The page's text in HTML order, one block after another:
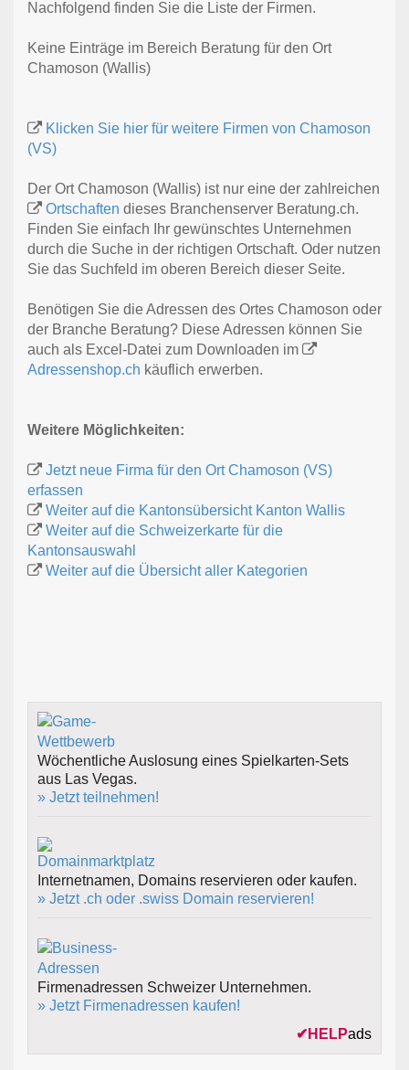
Nachfolgend finden Sie die Liste der Firmen.
Keine Einträge im Bereich Beratung für den Ort
Chamoson (Wallis)
Klicken Sie hier für weitere Firmen von Chamoson
(VS)
Der Ort Chamoson (Wallis) ist nur eine der zahlreichen
Ortschaften dieses Branchenserver Beratung.ch.
Finden Sie einfach Ihr gewünschtes Unternehmen
durch die Suche in der richtigen Ortschaft. Oder nutzen
Sie das Suchfeld im oberen Bereich dieser Seite.
Benötigen Sie die Adressen des Ortes Chamoson oder
der Branche Beratung? Diese Adressen können Sie
auch als Excel-Datei zum Downloaden im
Adressenshop.ch käuflich erwerben.
Weitere Möglichkeiten:
Jetzt neue Firma für den Ort Chamoson (VS)
erfassen
Weiter auf die Kantonsübersicht Kanton Wallis
Weiter auf die Schweizerkarte für die
Kantonsauswahl
Weiter auf die Übersicht aller Kategorien
Wöchentliche Auslosung eines Spielkarten-Sets
aus Las Vegas.
» Jetzt teilnehmen!
Internetnamen, Domains reservieren oder kaufen.
» Jetzt .ch oder .swiss Domain reservieren!
Firmenadressen Schweizer Unternehmen.
» Jetzt Firmenadressen kaufen!
✔ HELPads